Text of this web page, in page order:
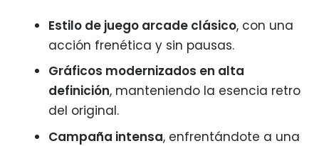
Estilo de juego arcade clásico, con una
acción frenética y sin pausas.
Gráficos modernizados en alta
definición, manteniendo la esencia retro
del original.
Campaña intensa, enfrentándote a una